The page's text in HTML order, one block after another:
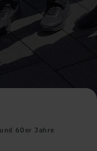
60er Jahre